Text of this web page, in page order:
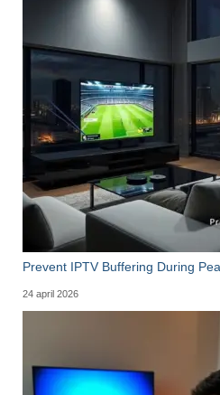
Prevent IPTV Buffering During
24 april 2026